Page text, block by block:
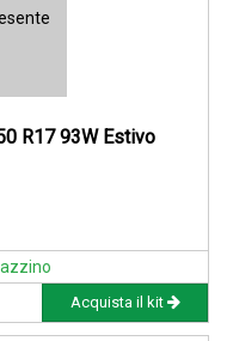
R17 93W Estivo
Acquista il kit